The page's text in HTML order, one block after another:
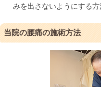
みを出さないようにする方
当院の腰痛の施術方法